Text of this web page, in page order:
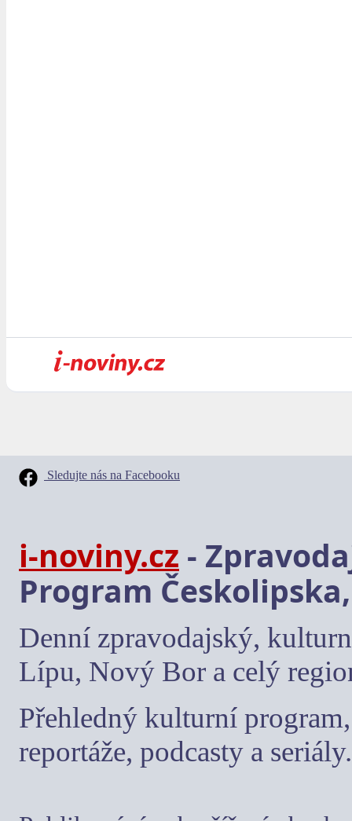
Sledujte nás na Facebooku
i-noviny.cz -
Program
Denní zpravodajský,
Lípu, Nový Bor a celý
Přehledný kulturní
reportáže, podcasty a seriály.